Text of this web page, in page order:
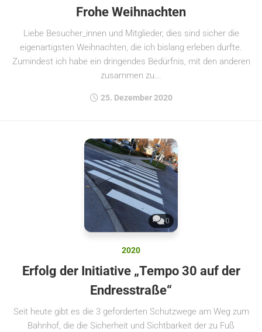
Frohe Weihnachten
Liebe Besucher_innen und Mitglieder, dies sind sicher die
eigenartigsten Weihnachten, die ich bislang erleben durfte.
Zumindest ich habe ein dringendes Bedürfnis, mit den anderen
zusammen zu...
25. Dezember 2020
0
2020
Erfolg der Initiative „Tempo 30 auf der
Endresstraße“
Seit heute gibt es die 3 geforderten Schutzwege am Weg zum
Bahnhof, die die Sicherheit und Sichtbarkeit der zu Fuß